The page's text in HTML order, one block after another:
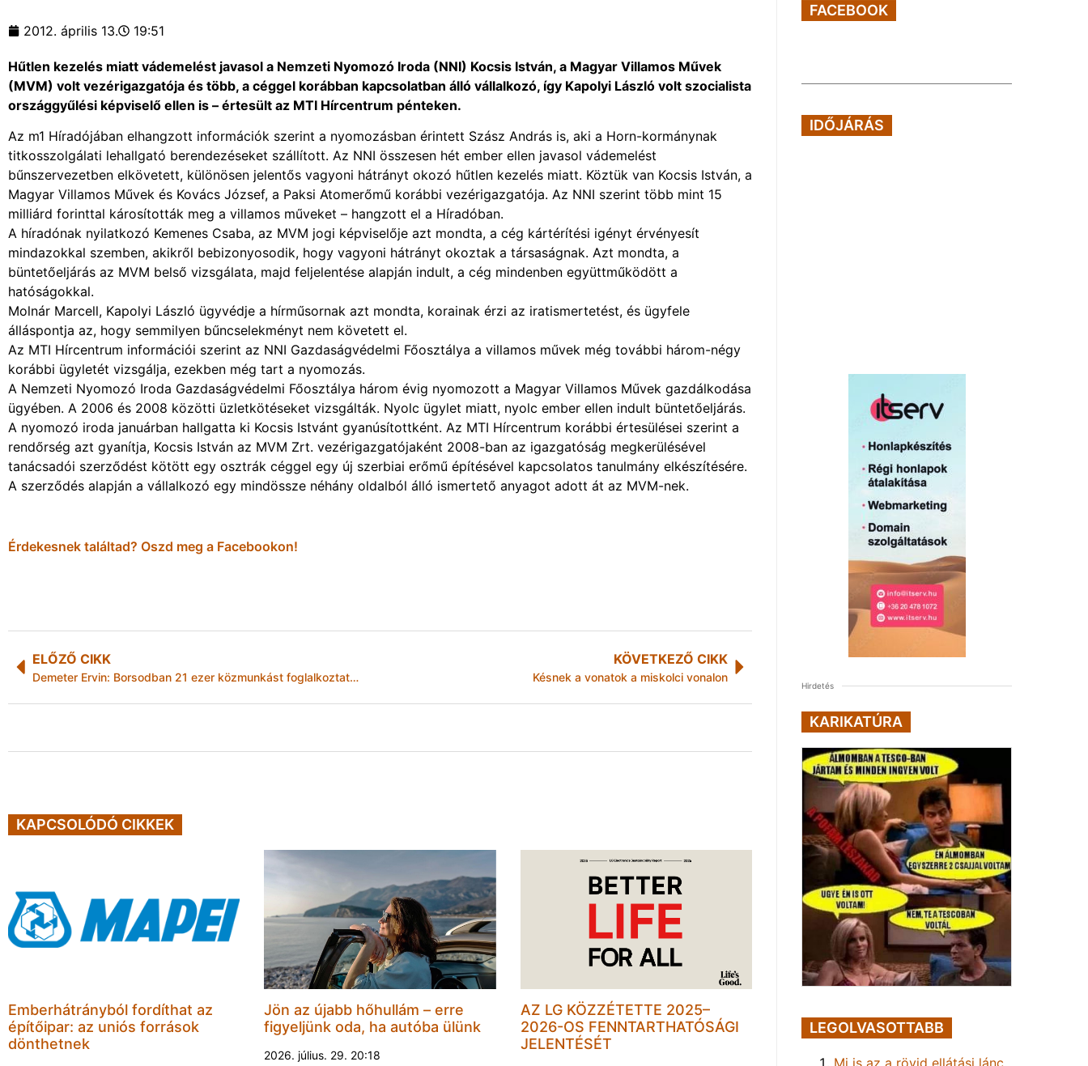
2012. április 13. 19:51
Hűtlen kezelés miatt vádemelést javasol a Nemzeti Nyomozó Iroda (NNI) Kocsis István, a Magyar Villamos Művek
(MVM) volt vezérigazgatója és több, a céggel korábban kapcsolatban álló vállalkozó, így Kapolyi László volt szocialista
országgyűlési képviselő ellen is – értesült az MTI Hírcentrum pénteken.
Az m1 Híradójában elhangzott információk szerint a nyomozásban érintett Szász András is, aki a Horn-kormánynak
titkosszolgálati lehallgató berendezéseket szállított. Az NNI összesen hét ember ellen javasol vádemelést
bűnszervezetben elkövetett, különösen jelentős vagyoni hátrányt okozó hűtlen kezelés miatt. Köztük van Kocsis István, a
Magyar Villamos Művek és Kovács József, a Paksi Atomerőmű korábbi vezérigazgatója. Az NNI szerint több mint 15
milliárd forinttal károsították meg a villamos műveket – hangzott el a Híradóban.
A híradónak nyilatkozó Kemenes Csaba, az MVM jogi képviselője azt mondta, a cég kártérítési igényt érvényesít
mindazokkal szemben, akikről bebizonyosodik, hogy vagyoni hátrányt okoztak a társaságnak. Azt mondta, a
büntetőeljárás az MVM belső vizsgálata, majd feljelentése alapján indult, a cég mindenben együttműködött a
hatóságokkal.
Molnár Marcell, Kapolyi László ügyvédje a hírműsornak azt mondta, korainak érzi az iratismertetést, és ügyfele
álláspontja az, hogy semmilyen bűncselekményt nem követett el.
Az MTI Hírcentrum információi szerint az NNI Gazdaságvédelmi Főosztálya a villamos művek még további három-négy
korábbi ügyletét vizsgálja, ezekben még tart a nyomozás.
A Nemzeti Nyomozó Iroda Gazdaságvédelmi Főosztálya három évig nyomozott a Magyar Villamos Művek gazdálkodása
ügyében. A 2006 és 2008 közötti üzletkötéseket vizsgálták. Nyolc ügylet miatt, nyolc ember ellen indult büntetőeljárás.
A nyomozó iroda januárban hallgatta ki Kocsis Istvánt gyanúsítottként. Az MTI Hírcentrum korábbi értesülései szerint a
rendőrség azt gyanítja, Kocsis István az MVM Zrt. vezérigazgatójaként 2008-ban az igazgatóság megkerülésével
tanácsadói szerződést kötött egy osztrák céggel egy új szerbiai erőmű építésével kapcsolatos tanulmány elkészítésére.
A szerződés alapján a vállalkozó egy mindössze néhány oldalból álló ismertető anyagot adott át az MVM-nek.
Érdekesnek találtad? Oszd meg a Facebookon!
ELŐZŐ CIKK
Demeter Ervin: Borsodban 21 ezer közmunkást foglalkoztatnak
KÖVETKEZŐ CIKK
Késnek a vonatok a miskolci vonalon
KAPCSOLÓDÓ CIKKEK
Emberhátrányból fordíthat az
építőipar: az uniós források
dönthetnek
Jön az újabb hőhullám – erre
figyeljünk oda, ha autóba ülünk
2026. július. 29. 20:18
AZ LG KÖZZÉTETTE 2025–
2026-OS FENNTARTHATÓSÁGI
JELENTÉSÉT
FACEBOOK
IDŐJÁRÁS
Hirdetés
KARIKATÚRA
LEGOLVASOTTABB
Mi is az a rövid ellátási lánc,